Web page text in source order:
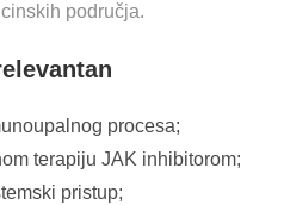
područja.
procesa;
terapiju JAK inhibitorom;
pristup;